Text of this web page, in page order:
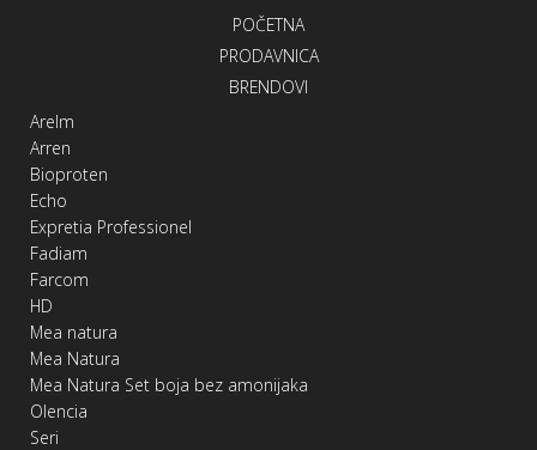
POČETNA
PRODAVNICA
BRENDOVI
Arelm
Arren
Bioproten
Echo
Expretia Professionel
Fadiam
Farcom
HD
Mea natura
Mea Natura
Mea Natura Set boja bez amonijaka
Olencia
Seri